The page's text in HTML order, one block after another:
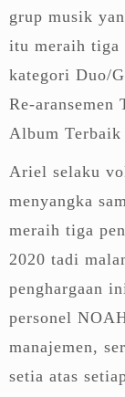
grup musik
itu meraih tiga
kategori Duo/
Re-aransemen
Album Terbaik
Ariel selaku
menyangka
meraih tiga
2020 tadi
penghargaan
personel
manajemen,
setia atas